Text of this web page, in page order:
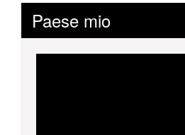
Paese mio